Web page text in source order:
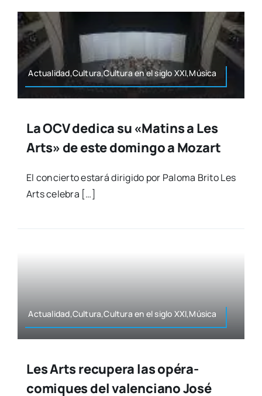
Actualidad,Cultura,Cultura en el siglo XXI,Música
La OCV dedica su «Matins a Les
Arts» de este domingo a Mozart
El con­cier­to esta­rá diri­gi­do por Palo­ma Bri­to Les
Arts cele­bra […]
Actualidad,Cultura,Cultura en el siglo XXI,Música
Les Arts recupera las opéra-
comiques del valenciano José